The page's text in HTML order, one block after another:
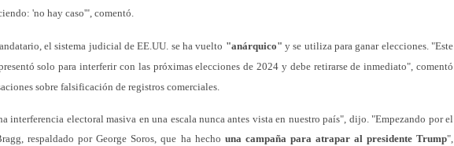
'no hay caso'", comentó.
el sistema judicial de EE.UU. se ha vuelto "anárquico" y se utiliza para ganar elecciones. "Este
solo para interferir con las próximas elecciones de 2024 y debe retirarse de inmediato", comentó
sobre falsificación de registros comerciales.
interferencia electoral masiva en una escala nunca antes vista en nuestro país", dijo. "Empezando por el
respaldado por George Soros, que ha hecho una campaña para atrapar al presidente Trump",